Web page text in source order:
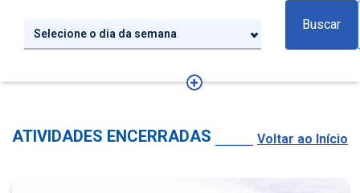
Selecione o dia da semana
Buscar
ATIVIDADES ENCERRADAS Voltar ao Início